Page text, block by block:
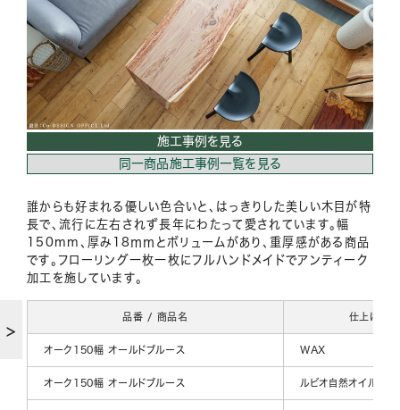
施工事例を見る
同一商品施工事例一覧を見る
誰からも好まれる優しい色合いと、はっきりした美しい木目が特
長で、流行に左右されず長年にわたって愛されています。幅
150mm、厚み18ｍｍとボリュームがあり、重厚感がある商品
です。フローリング一枚一枚にフルハンドメイドでアンティーク
加工を施しています。
品番 / 商品名 仕上げ
オーク150幅 オールドブルース WAX
オーク150幅 オールドブルース ルビオ自然オイル